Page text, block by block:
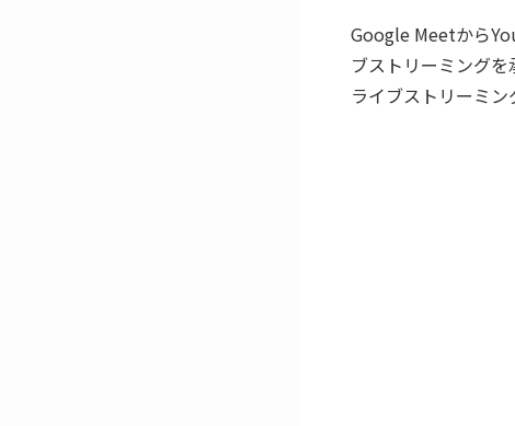
Google Meetから
ブストリーミング
ライブストリーミ